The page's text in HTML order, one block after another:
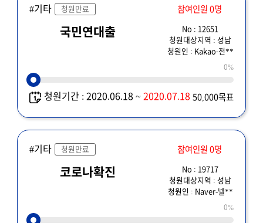
#기타 청원만료 참여인원 0명
국민연대출
No : 12651
청원대상지역 : 성남
청원인 : Kakao-전**
0%
청원기간 : 2020.06.18 ~2020.07.18 50,000목표
#기타 청원만료 참여인원 0명
코로나확진
No : 19717
청원대상지역 : 성남
청원인 : Naver-넬**
0%